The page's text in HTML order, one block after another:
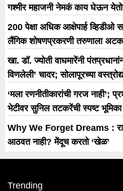
गश्मीर महाजनी नेमकं काय घेऊन
200 पेक्षा अधिक आक्षेपार्ह व्हिडीओ
लैंगिक शोषणप्रकरणी तरुणाला अटक
खा. डॉ. ज्योती वाघमारेंनी
विणलेली’ चादर; सोलापूरच्या
धोरणाची मागणी
‘मला रणनीतीकारांची गरज नाही’;
भेटीवर सुनिल तटकरेंची स्पष्ट भूमिका
Why We Forget Dreams :
आठवत नाही? मेंदूच करतो ‘खेळ’
Trending